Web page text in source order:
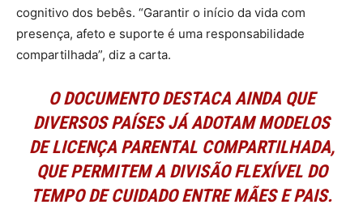
cognitivo dos bebês. “Garantir o início da vida com
presença, afeto e suporte é uma responsabilidade
compartilhada”, diz a carta.
O DOCUMENTO DESTACA AINDA QUE
DIVERSOS PAÍSES JÁ ADOTAM MODELOS
DE LICENÇA PARENTAL COMPARTILHADA,
QUE PERMITEM A DIVISÃO FLEXÍVEL DO
TEMPO DE CUIDADO ENTRE MÃES E PAIS.